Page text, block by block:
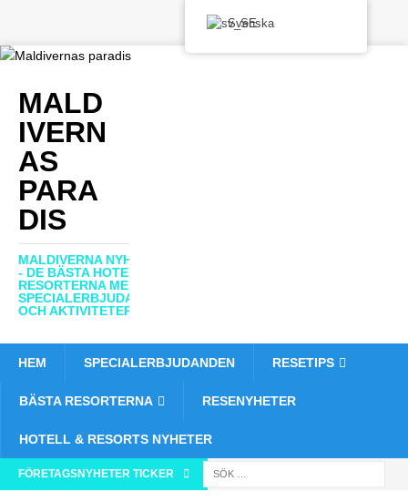
MALD
IVERN
AS
PARA
DIS
MALDIVERNA NYHETER
- DE BÄSTA HOTELLEN,
RESORTERNA MED
SPECIALERBJUDANDEN
OCH AKTIVITETER
HEM SPECIALERBJUDANDEN RESETIPS
BÄSTA RESORTERNA RESENYHETER
HOTELL & RESORTS NYHETER
FÖRETAGSNYHETER TICKER [ 1
Svenska